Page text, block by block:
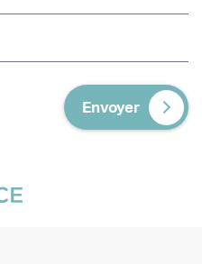
Envoyer